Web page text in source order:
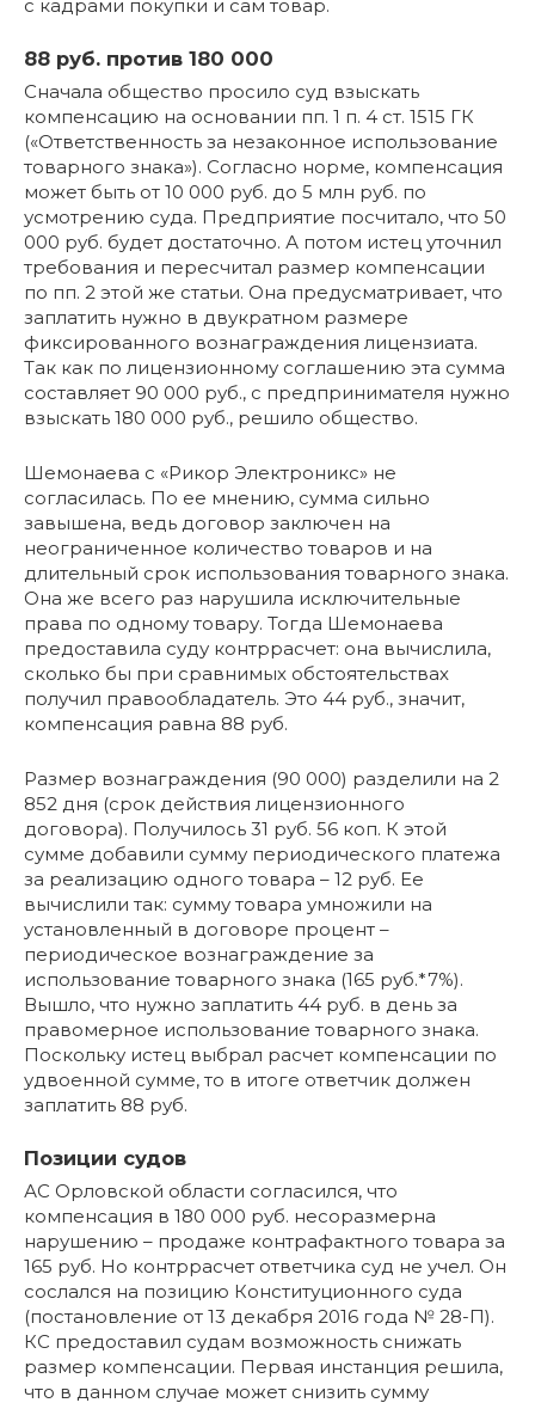
с кадрами покупки и сам товар.
88 руб. против 180 000
Сначала общество просило суд взыскать
компенсацию на основании пп. 1 п. 4 ст. 1515 ГК
(«Ответственность за незаконное использование
товарного знака»). Согласно норме, компенсация
может быть от 10 000 руб. до 5 млн руб. по
усмотрению суда. Предприятие посчитало, что 50
000 руб. будет достаточно. А потом истец уточнил
требования и пересчитал размер компенсации
по пп. 2 этой же статьи. Она предусматривает, что
заплатить нужно в двукратном размере
фиксированного вознаграждения лицензиата.
Так как по лицензионному соглашению эта сумма
составляет 90 000 руб., с предпринимателя нужно
взыскать 180 000 руб., решило общество.
Шемонаева с «Рикор Электроникс» не
согласилась. По ее мнению, сумма сильно
завышена, ведь договор заключен на
неограниченное количество товаров и на
длительный срок использования товарного знака.
Она же всего раз нарушила исключительные
права по одному товару. Тогда Шемонаева
предоставила суду контррасчет: она вычислила,
сколько бы при сравнимых обстоятельствах
получил правообладатель. Это 44 руб., значит,
компенсация равна 88 руб.
Размер вознаграждения (90 000) разделили на 2
852 дня (срок действия лицензионного
договора). Получилось 31 руб. 56 коп. К этой
сумме добавили сумму периодического платежа
за реализацию одного товара – 12 руб. Ее
вычислили так: сумму товара умножили на
установленный в договоре процент –
периодическое вознаграждение за
использование товарного знака (165 руб.*7%).
Вышло, что нужно заплатить 44 руб. в день за
правомерное использование товарного знака.
Поскольку истец выбрал расчет компенсации по
удвоенной сумме, то в итоге ответчик должен
заплатить 88 руб.
Позиции судов
АС Орловской области согласился, что
компенсация в 180 000 руб. несоразмерна
нарушению – продаже контрафактного товара за
165 руб. Но контррасчет ответчика суд не учел. Он
сослался на позицию Конституционного суда
(постановление от 13 декабря 2016 года № 28-П).
КС предоставил судам возможность снижать
размер компенсации. Первая инстанция решила,
что в данном случае может снизить сумму